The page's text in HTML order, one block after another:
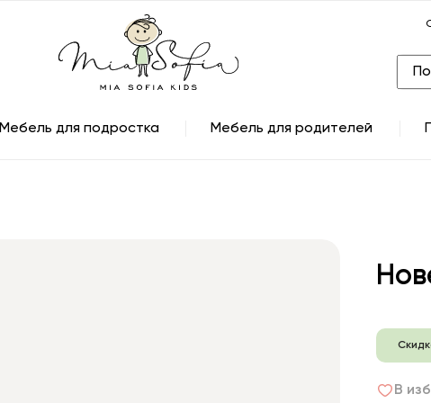
Мебель для подростка Мебель для родителей
В